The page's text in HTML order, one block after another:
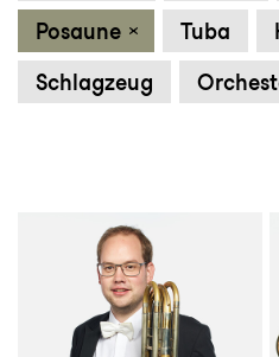
Posaune Tuba
Schlagzeug